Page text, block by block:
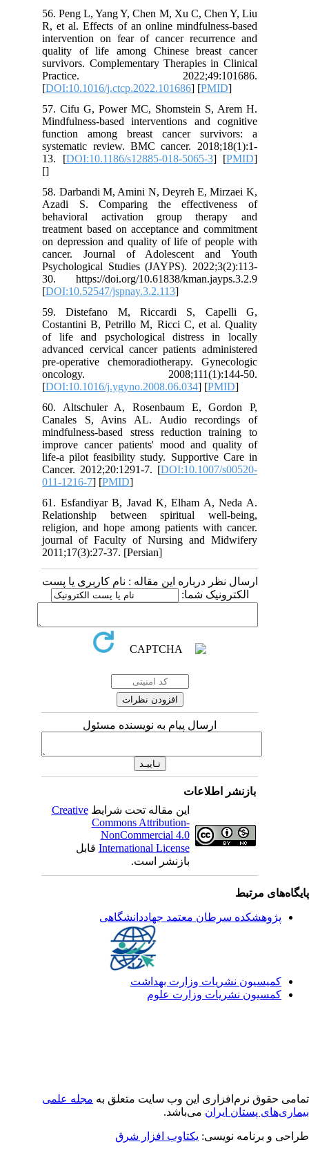
56. Peng L, Yang Y, Chen M, Xu C, Chen Y, Liu
R, et al. Effects of an online mindfulness-based
intervention on fear of cancer recurrence and
quality of life among Chinese breast cancer
survivors. Complementary Therapies in Clinical
Practice. 2022;49:101686.
[DOI:10.1016/j.ctcp.2022.101686] [PMID
57. Cifu G, Power MC, Shomstein S, Arem H.
Mindfulness-based interventions and cognitive
function among breast cancer survivors: a
systematic review. BMC cancer. 2018;18(1):1-
13. [DOI:10.1186/s12885-018-5065-3 ] [PMID
58. Darbandi M, Amini N, Deyreh E, Mirzaei K,
Azadi S. Comparing the effectiveness of
behavioral activation group therapy and
treatment based on acceptance and commitment
on depression and quality of life of people with
cancer. Journal of Adolescent and Youth
Psychological Studies (JAYPS). 2022;3(2):113-
30. https://doi.org/10.61838/kman.jayps.3.2.9
[DOI:10.52547/jspnay.3.2.113
59. Distefano M, Riccardi S, Capelli G,
Costantini B, Petrillo M, Ricci C, et al. Quality
of life and psychological distress in locally
advanced cervical cancer patients administered
pre-operative chemoradiotherapy. Gynecologic
oncology. 2008;111(1):144-50.
[DOI:10.1016/j.ygyno.2008.06.034] [PMID
60. Altschuler A, Rosenbaum E, Gordon P,
Canales S, Avins AL. Audio recordings of
mindfulness-based stress reduction training to
improve cancer patients' mood and quality of
life-a pilot feasibility study. Supportive Care in
Cancer. 2012;20:1291-7. [DOI:10.1007/s00520-
011-1216-7] [PMID
61. Esfandiyar B, Javad K, Elham A, Neda A.
Relationship between spiritual well-being,
religion, and hope among patients with cancer.
journal of Faculty of Nursing and Midwifery
2011;17(3):27-37. [Persian]
ارسال نظر درباره این مقاله : نام کاربری یا پست
الکترونیک شما:
ارسال پیام به نویسنده مسئول
بازنشر اطلاعات
این مقاله تحت شرایطCreative
Commons Attribution-
NonCommercial 4.0
International Licenseقابل
بازنشر است.
مرتبط
پژوهشکده سرطان معتمد جهاددانشگاهی
کمیسیون نشریات وزارت بهداشت
کمسیون نشریات وزارت علوم
حقوق نرم‌افزاری اين وب سایت متعلق بهمجله علمی
پستان ایران می‌باشد.
و برنامه نویسی: یکتاوب افزار شرق